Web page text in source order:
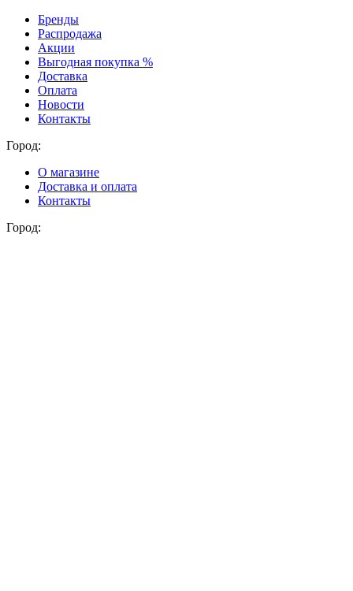
Бренды
Распродажа
Акции
Выгодная покупка %
Доставка
Оплата
Новости
Контакты
Город:
О магазине
Доставка и оплата
Контакты
Город: